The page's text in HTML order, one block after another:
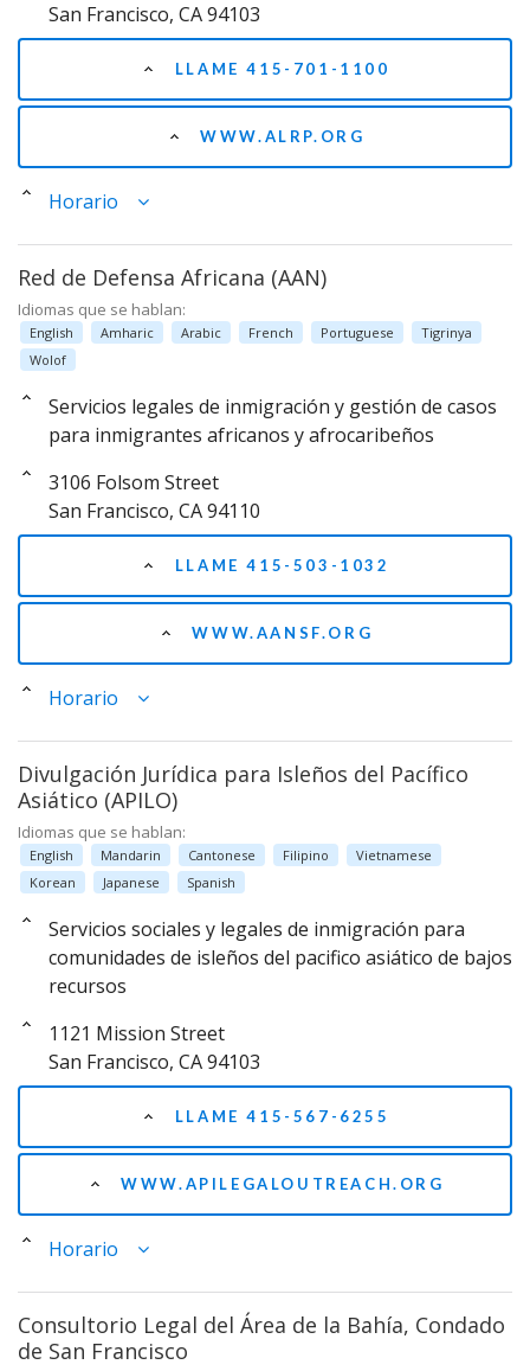
San Francisco, CA 94103
LLAME 415-701-1100
WWW.ALRP.ORG
Horario
Red de Defensa Africana (AAN)
Idiomas que se hablan:
English Amharic Arabic French Portuguese
Tigrinya
Wolof
Servicios legales de inmigración y gestión de casos
para inmigrantes africanos y afrocaribeños
3106 Folsom Street
San Francisco, CA 94110
LLAME 415-503-1032
WWW.AANSF.ORG
Horario
Divulgación Jurídica para Isleños del Pacífico
Asiático (APILO)
Idiomas que se hablan:
English Mandarin Cantonese Filipino
Vietnamese
Korean
Japanese Spanish
Servicios sociales y legales de inmigración para
comunidades de isleños del pacifico asiático de bajos
recursos
1121 Mission Street
San Francisco, CA 94103
LLAME 415-567-6255
WWW.APILEGALOUTREACH.ORG
Horario
Consultorio Legal del Área de la Bahía, Condado
de San Francisco